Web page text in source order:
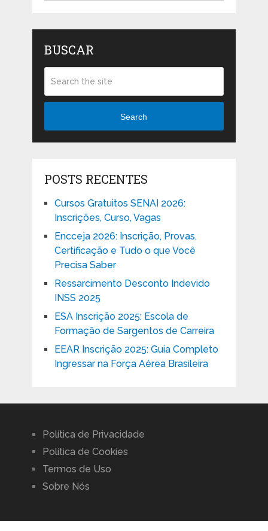
BUSCAR
Search
POSTS RECENTES
Cursos Gratuitos SENAI 2026:
Inscrições, Curso, Vagas
Encceja 2026: Inscrição, Provas,
Certificação e Tudo o que Você
Precisa Saber
Ressarcimento Desconto Indevido
INSS 2025
ESA Inscrição 2025: Escola de
Formação de Sargentos de Carreira
EEAR Inscrição 2025: Guia Completo
Ingressar na Força Aérea Brasileira
Política de Privacidade
Política de Cookies
Termos de Uso
Sobre Nós